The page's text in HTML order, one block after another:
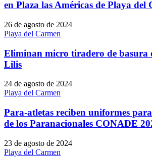
en Plaza las Américas de Playa del
26 de agosto de 2024
Playa del Carmen
Eliminan micro tiradero de basura
Lilis
24 de agosto de 2024
Playa del Carmen
Para-atletas reciben uniformes
de los Paranacionales CONADE
23 de agosto de 2024
Playa del Carmen